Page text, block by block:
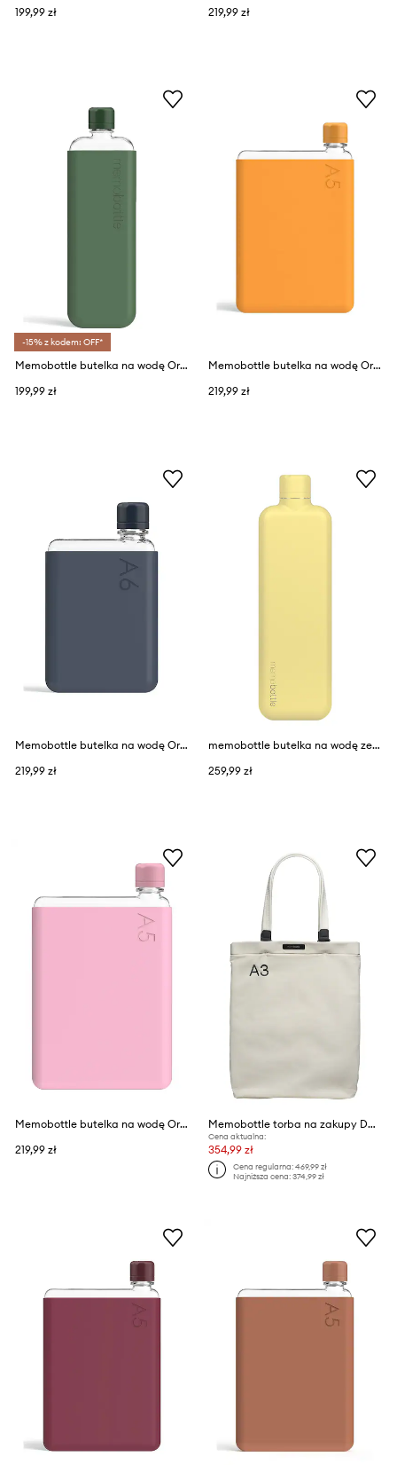
199,99 zł
219,99 zł
-15% z kodem: OFF*
Memobottle butelka na wodę Original Slim 450 ml
199,99 zł
Memobottle butelka na wodę Original A5 750 ml
219,99 zł
Memobottle butelka na wodę Original A5 750 ml
219,99 zł
memobottle butelka na wodę ze stali nierdzewnej Slim
259,99 zł
Memobottle butelka na wodę Original A5 750 ml
219,99 zł
Memobottle torba na zakupy Daily Tote A3
Cena aktualna:
354,99 zł
Cena regularna:469,99 zł
Najniższa cena:374,99 zł